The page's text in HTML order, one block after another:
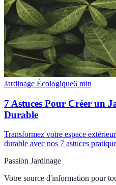
Jardinage Écologique6 min
7 Astuces Pour Créer un
Durable
Transformez votre espace
durable avec nos 7 astuces
Passion Jardinage
Votre source d'information pour